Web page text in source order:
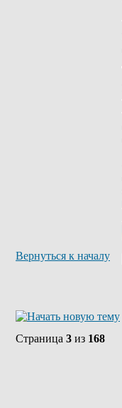
Вернуться к началу
Страница 3 из 168